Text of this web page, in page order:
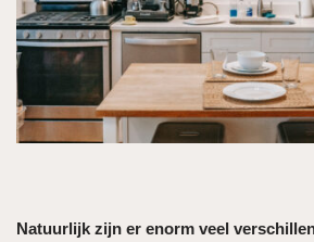
Natuurlijk zijn er enorm veel